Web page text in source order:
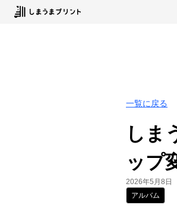
一覧に戻る
しま
ップ
2026年5月8日
アルバム